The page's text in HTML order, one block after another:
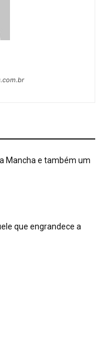
Mancha e também um
que engrandece a